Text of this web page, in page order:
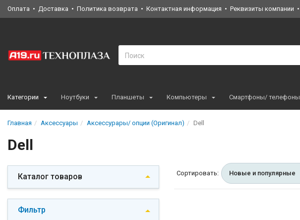
Оплата Доставка Политика возврата Контактная информация Реквизиты компании
Категории Ноутбуки Планшеты Компьютеры Смартфоны/ телефоны
Главная Аксессуары Аксессурары/ опции (Оригинал) Dell
Dell
Каталог товаров
Фильтр
Сортировать: Новые и популярные